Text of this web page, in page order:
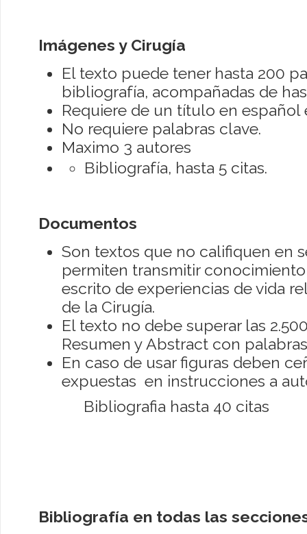
Imágenes y Cirugía
El texto puede tener hasta 200
bibliografía, acompañadas de
Requiere de un título en español
No requiere palabras clave.
Maximo 3 autores
Bibliografía, hasta 5 citas.
Documentos
Son textos que no califiquen en
permiten transmitir
escrito de experiencias de vida
de la Cirugía.
El texto no debe superar las
Resumen y Abstract con
En caso de usar figuras deben
expuestas en instrucciones a
Bibliografia hasta 40 citas
Bibliografía en todas las